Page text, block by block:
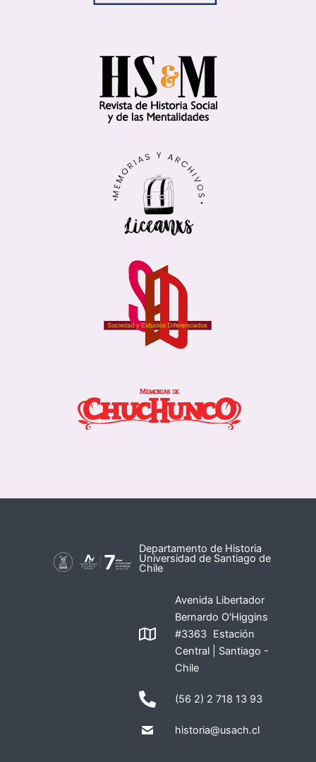
Departamento de Historia
Universidad de Santiago de
Chile
Avenida Libertador
Bernardo O'Higgins
#3363 Estación
Central | Santiago -
Chile
(56 2) 2 718 13 93
historia@usach.cl